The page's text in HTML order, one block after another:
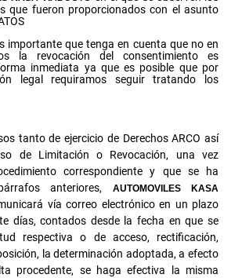
que fueron proporcionados con el asunto
importante que tenga en cuenta que no en
la revocación del consentimiento es
inmediata ya que es posible que por
legal requiramos seguir tratando los
tanto de ejercicio de Derechos ARCO así
de Limitación o Revocación, una vez
correspondiente y que se ha
anteriores, AUTOMOVILES KASA
vía correo electrónico en un plazo
días, contados desde la fecha en que se
respectiva o de acceso, rectificación,
la determinación adoptada, a efecto
procedente, se haga efectiva la misma